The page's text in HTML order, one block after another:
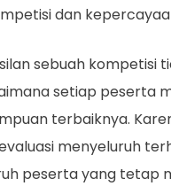
dan
sebuah
setiap peserta
terbaiknya.
menyeluruh
peserta yang tetap